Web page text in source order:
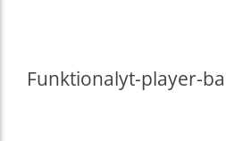
Funktionalyt-player-